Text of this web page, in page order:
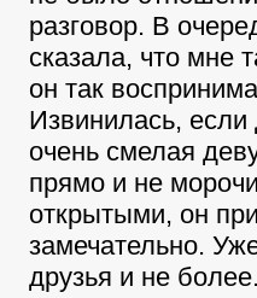
разговор. В
сказала, что мне
он так
Извинилась, если
очень смелая
прямо и не
открытыми, он
замечательно.
друзья и не